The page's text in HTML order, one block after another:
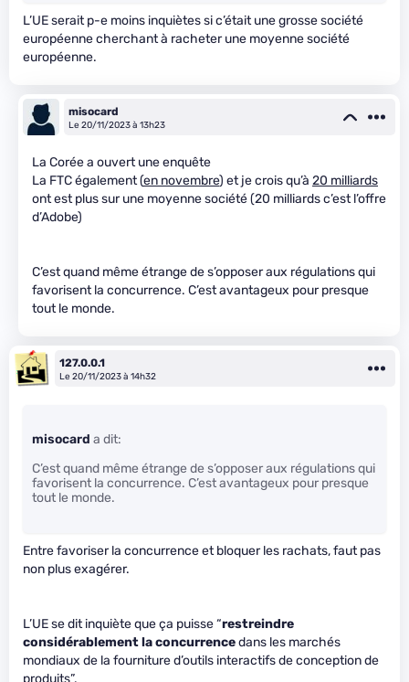
L’UE serait p-e moins inquiètes si c’était une grosse société
européenne cherchant à racheter une moyenne société
européenne.
misocard
Le 20/11/2023 à 13h23
La Corée a ouvert une enquête
La FTC également (en novembre) et je crois qu’à 20 milliards
ont est plus sur une moyenne société (20 milliards c’est l’offre
d’Adobe)
C’est quand même étrange de s’opposer aux régulations qui
favorisent la concurrence. C’est avantageux pour presque
tout le monde.
127.0.0.1
Le 20/11/2023 à 14h32
misocard a dit:
C’est quand même étrange de s’opposer aux régulations qui
favorisent la concurrence. C’est avantageux pour presque
tout le monde.
Entre favoriser la concurrence et bloquer les rachats, faut pas
non plus exagérer.
L’UE se dit inquiète que ça puisse “restreindre
considérablement la concurrencedans les marchés
mondiaux de la fourniture d’outils interactifs de conception de